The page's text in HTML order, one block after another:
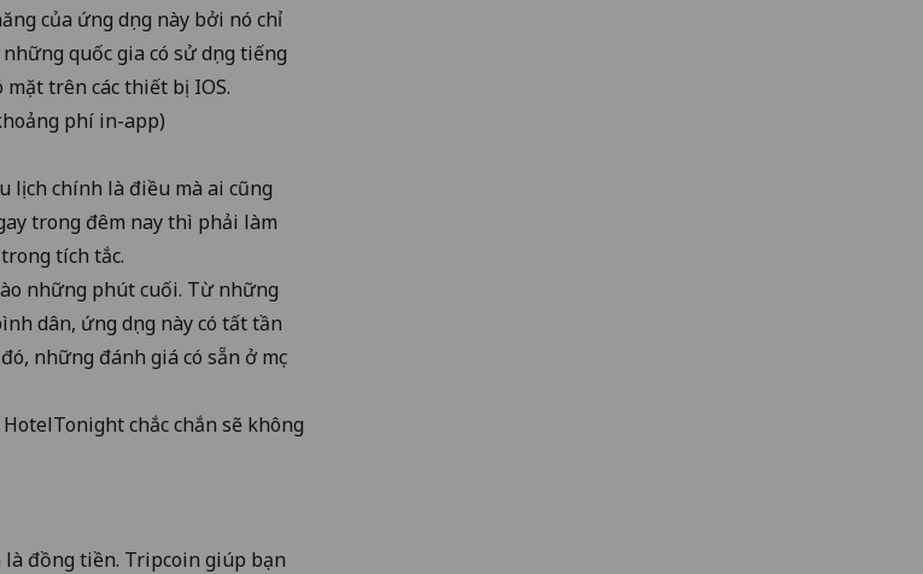
của ứng dụng này bởi nó chỉ
quốc gia có sử dụng tiếng
trên các thiết bị IOS.
phí in-app)
lịch chính là điều mà ai cũng
trong đêm nay thì phải làm
tích tắc.
những phút cuối. Từ những
dân, ứng dụng này có tất tần
những đánh giá có sẵn ở mục
chắc chắn sẽ không
đồng tiền. Tripcoin giúp bạn